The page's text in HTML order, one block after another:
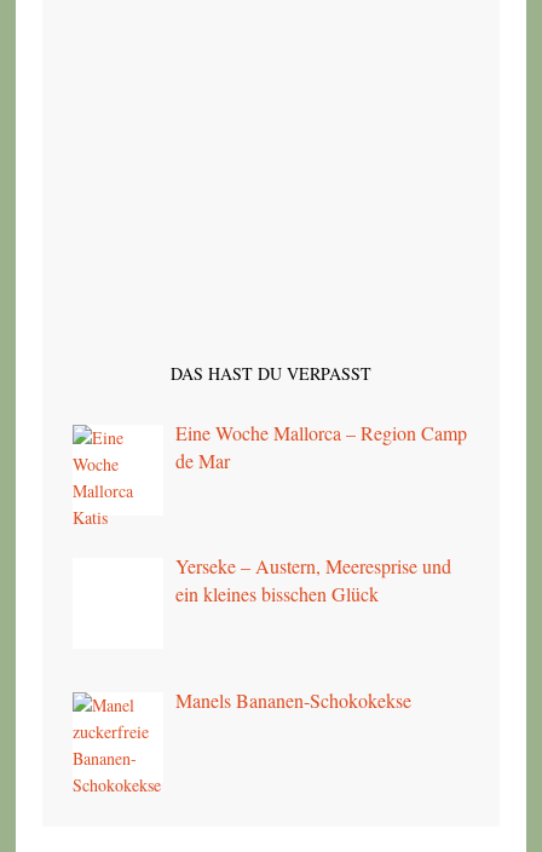
DAS HAST DU VERPASST
Eine Woche Mallorca – Region Camp
de Mar
Yerseke – Austern, Meeresprise und
ein kleines bisschen Glück
Manels Bananen-Schokokekse